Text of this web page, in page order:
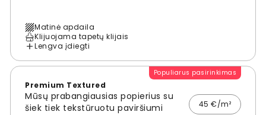
Matinė apdaila
Klijuojama tapetų klijais
Lengva įdiegti
Populiarus pasirinkimas
Premium Textured
Mūsų prabangiausias popierius su
šiek tiek tekstūruotu paviršiumi
45 €/m²